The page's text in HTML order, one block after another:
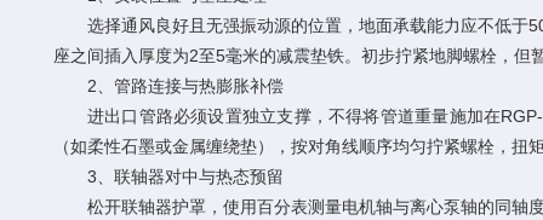
选择通风良好且无强振动源的位置，地面承载能力应不低于
座之间插入厚度为2至5毫米的减震垫铁。初步拧紧地脚螺栓，但
2、管路连接与热膨胀补偿
进出口管路必须设置独立支撑，不得将管道重量施加在RGP-
（如柔性石墨或金属缠绕垫），按对角线顺序均匀拧紧螺栓，扭
3、联轴器对中与热态预留
松开联轴器护罩，使用百分表测量电机轴与离心泵轴的同轴